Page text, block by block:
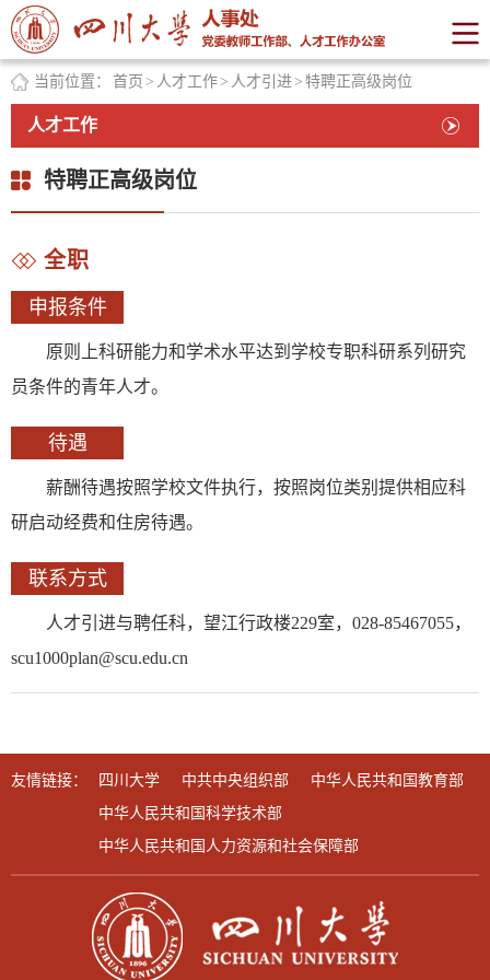
当前位置： 首页 > 人才工作> 人才引进> 特聘正高级岗位
人才工作
特聘正高级岗位
全职
申报条件
原则上科研能力和学术水平达到学校专职科研系列研究
员条件的青年人才。
待遇
薪酬待遇按照学校文件执行，按照岗位类别提供相应科
研启动经费和住房待遇。
联系方式
人才引进与聘任科，望江行政楼229室，028-85467055，
scu1000plan@scu.edu.cn
友情链接： 四川大学 中共中央组织部
中华人民共和国教育部
中华人民共和国科学技术部
中华人民共和国人力资源和社会保障部